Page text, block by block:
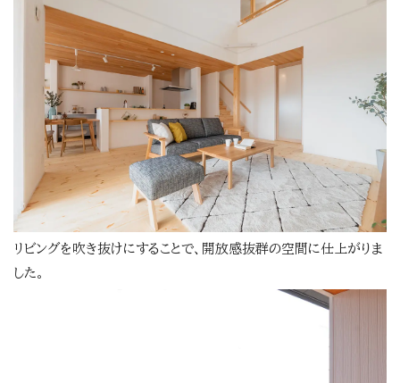
リビングを吹き抜けにすることで、開放感抜群の空間に仕上がりま
した。